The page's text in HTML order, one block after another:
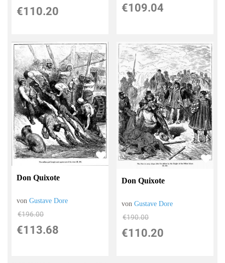
€110.20 €109.04
Don Quixote
vonGustave Dore
€196.00
€113.68
Don Quixote
vonGustave Dore
€190.00
€110.20